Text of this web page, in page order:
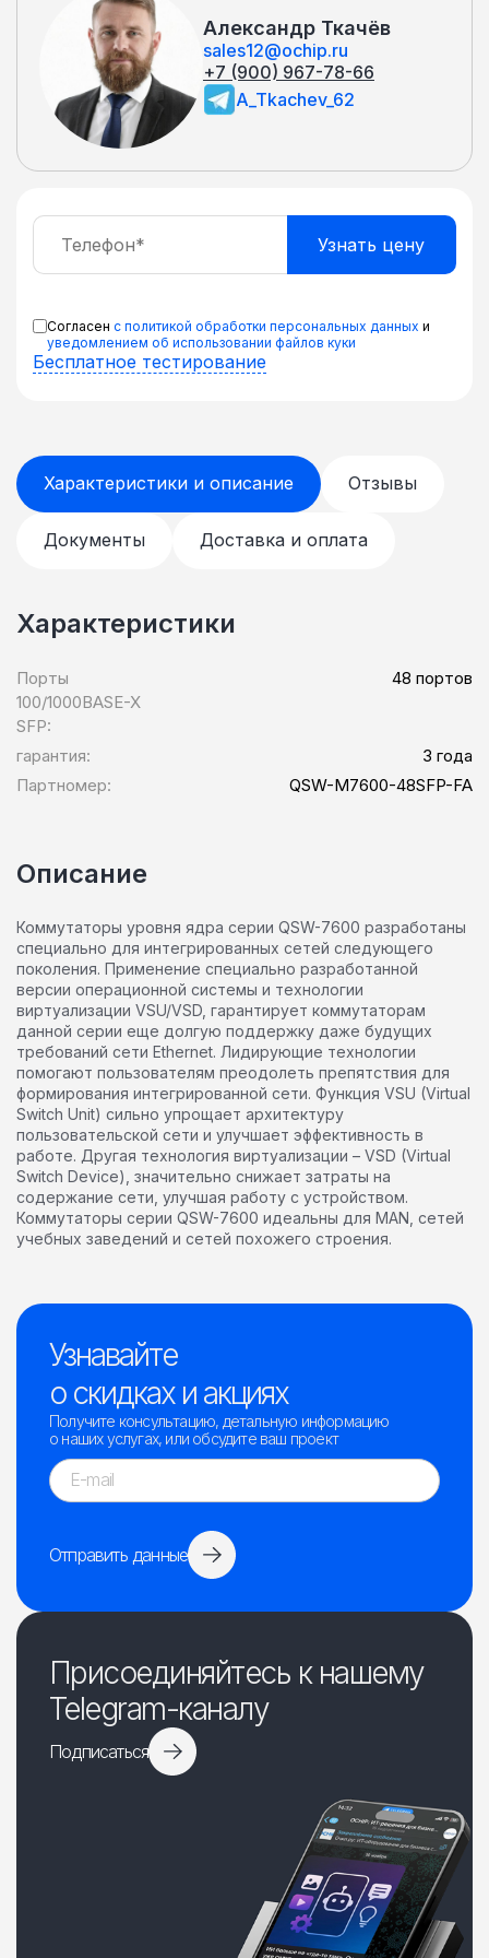
Александр Ткачёв
sales12@ochip.ru
+7 (900) 967-78-66
A_Tkachev_62
Согласен с политикой обработки персональных данных и
уведомлением об использовании файлов куки
Бесплатное тестирование
Характеристики и описание Отзывы
Документы Доставка и оплата
Характеристики
Порты
100/1000BASE-X
SFP:
48 портов
гарантия:
3 года
Партномер:
QSW-M7600-48SFP-FA
Описание
Коммутаторы уровня ядра серии QSW-7600 разработаны
специально для интегрированных сетей следующего
поколения. Применение специально разработанной
версии операционной системы и технологии
виртуализации VSU/VSD, гарантирует коммутаторам
данной серии еще долгую поддержку даже будущих
требований сети Ethernet. Лидирующие технологии
помогают пользователям преодолеть препятствия для
формирования интегрированной сети. Функция VSU (Virtual
Switch Unit) сильно упрощает архитектуру
пользовательской сети и улучшает эффективность в
работе. Другая технология виртуализации – VSD (Virtual
Switch Device), значительно снижает затраты на
содержание сети, улучшая работу с устройством.
Коммутаторы серии QSW-7600 идеальны для MAN, сетей
учебных заведений и сетей похожего строения.
Узнавайте
о скидках и акциях
Получите консультацию, детальную информацию
о наших услугах, или обсудите ваш проект
Отправить данные
Присоединяйтесь к нашему
Telegram-каналу
Подписаться